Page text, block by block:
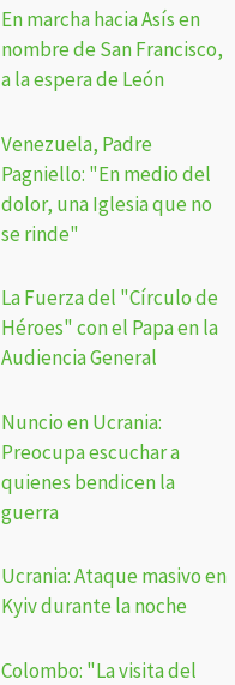
En marcha hacia Asís en
nombre de San Francisco,
a la espera de León
Venezuela, Padre
Pagniello: "En medio del
dolor, una Iglesia que no
se rinde"
La Fuerza del "Círculo de
Héroes" con el Papa en la
Audiencia General
Nuncio en Ucrania:
Preocupa escuchar a
quienes bendicen la
guerra
Ucrania: Ataque masivo en
Kyiv durante la noche
Colombo: "La visita del